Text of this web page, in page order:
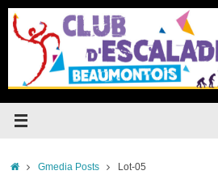
Passer
contenu
Accueil
Gmedia Posts Lot-05